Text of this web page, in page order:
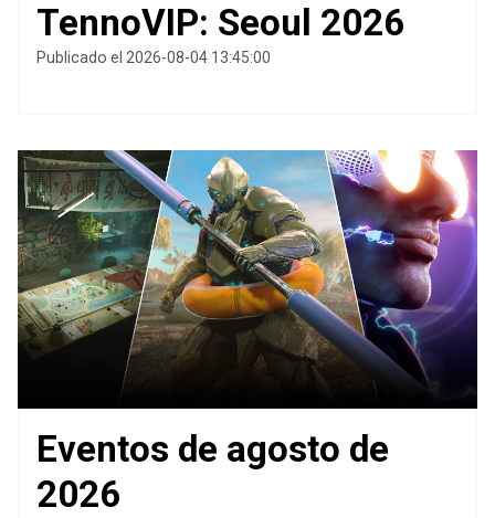
TennoVIP: Seoul 2026
Publicado el 2026-08-04 13:45:00
Eventos de agosto de
2026